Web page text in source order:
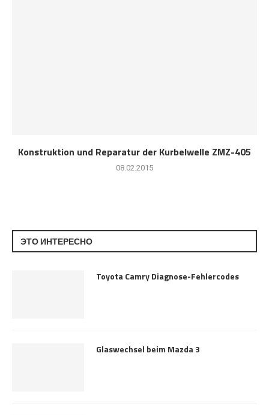
Konstruktion und Reparatur der Kurbelwelle ZMZ-405
08.02.2015
ЭТО ИНТЕРЕСНО
Toyota Camry Diagnose-Fehlercodes
Glaswechsel beim Mazda 3